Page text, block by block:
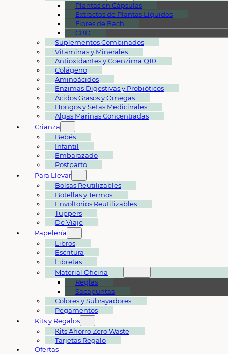
Plantas en Cápsulas
Extractos de Plantas Líquidos
Flores de Bach
CBD
Suplementos Combinados
Vitaminas y Minerales
Antioxidantes y Coenzima Q10
Colágeno
Aminoácidos
Enzimas Digestivas y Probióticos
Ácidos Grasos y Omegas
Hongos y Setas Medicinales
Algas Marinas Concentradas
Crianza
Bebés
Infantil
Embarazado
Postparto
Para Llevar
Bolsas Reutilizables
Botellas y Termos
Envoltorios Reutilizables
Tuppers
De Viaje
Papelería
Libros
Escritura
Libretas
Material Oficina
Reglas
Sacapuntas
Colores y Subrayadores
Pegamentos
Kits y Regalos
Kits Ahorro Zero Waste
Tarjetas Regalo
Ofertas